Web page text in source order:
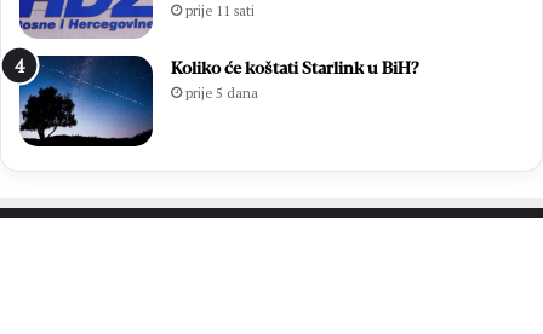
prije 11 sati
Koliko će koštati Starlink u BiH?
prije 5 dana